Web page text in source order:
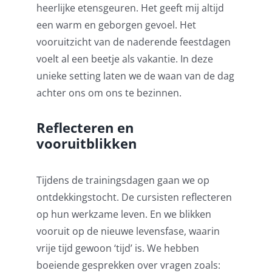
heerlijke etensgeuren. Het geeft mij altijd
een warm en geborgen gevoel. Het
vooruitzicht van de naderende feestdagen
voelt al een beetje als vakantie. In deze
unieke setting laten we de waan van de dag
achter ons om ons te bezinnen.
Reflecteren en
vooruitblikken
Tijdens de trainingsdagen gaan we op
ontdekkingstocht. De cursisten reflecteren
op hun werkzame leven. En we blikken
vooruit op de nieuwe levensfase, waarin
vrije tijd gewoon ‘tijd’ is. We hebben
boeiende gesprekken over vragen zoals: